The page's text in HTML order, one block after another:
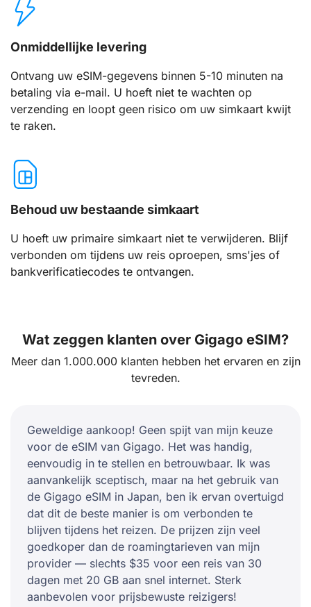
Onmiddellijke levering
Ontvang uw eSIM-gegevens binnen 5-10 minuten na
betaling via e-mail. U hoeft niet te wachten op
verzending en loopt geen risico om uw simkaart kwijt
te raken.
Behoud uw bestaande simkaart
U hoeft uw primaire simkaart niet te verwijderen. Blijf
verbonden om tijdens uw reis oproepen, sms'jes of
bankverificatiecodes te ontvangen.
Wat zeggen klanten over Gigago eSIM?
Meer dan 1.000.000 klanten hebben het ervaren en zijn
tevreden.
Geweldige aankoop! Geen spijt van mijn keuze
voor de eSIM van Gigago. Het was handig,
eenvoudig in te stellen en betrouwbaar. Ik was
aanvankelijk sceptisch, maar na het gebruik van
de Gigago eSIM in Japan, ben ik ervan overtuigd
dat dit de beste manier is om verbonden te
blijven tijdens het reizen. De prijzen zijn veel
goedkoper dan de roamingtarieven van mijn
provider — slechts $35 voor een reis van 30
dagen met 20 GB aan snel internet. Sterk
aanbevolen voor prijsbewuste reizigers!